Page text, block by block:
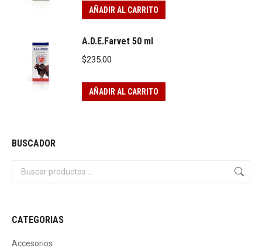
AÑADIR AL CARRITO
A.D.E.Farvet 50 ml
$235.00
AÑADIR AL CARRITO
BUSCADOR
CATEGORIAS
Accesorios